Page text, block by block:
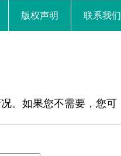
版权声明 联系我们
。如果您不需要，您可